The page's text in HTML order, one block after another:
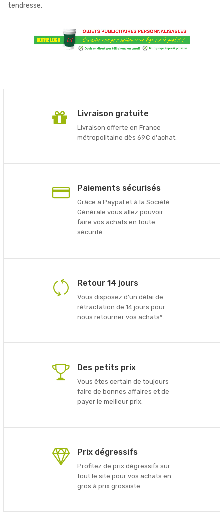
tendresse.
Livraison gratuite
Livraison offerte en France
métropolitaine dès 69€ d'achat.
Paiements sécurisés
Grâce à Paypal et à la Société
Générale vous allez pouvoir
faire vos achats en toute
sécurité.
Retour 14 jours
Vous disposez d'un délai de
rétractation de 14 jours pour
nous retourner vos achats*.
Des petits prix
Vous êtes certain de toujours
faire de bonnes affaires et de
payer le meilleur prix.
Prix dégressifs
Profitez de prix dégressifs sur
tout le site pour vos achats en
gros à prix grossiste.